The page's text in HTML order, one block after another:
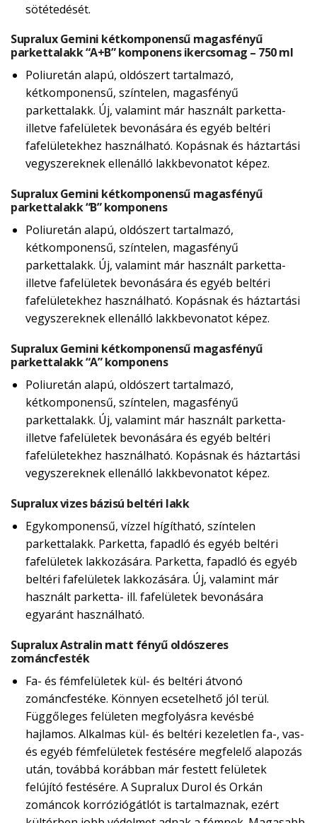
sötétedését.
Supralux Gemini kétkomponensű magasfényű
parkettalakk “A+B” komponens ikercsomag – 750 ml
Poliuretán alapú, oldószert tartalmazó,
kétkomponensű, színtelen, magasfényű
parkettalakk. Új, valamint már használt parketta-
illetve fafelületek bevonására és egyéb beltéri
fafelületekhez használható. Kopásnak és háztartási
vegyszereknek ellenálló lakkbevonatot képez.
Supralux Gemini kétkomponensű magasfényű
parkettalakk “B” komponens
Poliuretán alapú, oldószert tartalmazó,
kétkomponensű, színtelen, magasfényű
parkettalakk. Új, valamint már használt parketta-
illetve fafelületek bevonására és egyéb beltéri
fafelületekhez használható. Kopásnak és háztartási
vegyszereknek ellenálló lakkbevonatot képez.
Supralux Gemini kétkomponensű magasfényű
parkettalakk “A” komponens
Poliuretán alapú, oldószert tartalmazó,
kétkomponensű, színtelen, magasfényű
parkettalakk. Új, valamint már használt parketta-
illetve fafelületek bevonására és egyéb beltéri
fafelületekhez használható. Kopásnak és háztartási
vegyszereknek ellenálló lakkbevonatot képez.
Supralux vizes bázisú beltéri lakk
Egykomponensű, vízzel hígítható, színtelen
parkettalakk. Parketta, fapadló és egyéb beltéri
fafelületek lakkozására. Parketta, fapadló és egyéb
beltéri fafelületek lakkozására. Új, valamint már
használt parketta- ill. fafelületek bevonására
egyaránt használható.
Supralux Astralin matt fényű oldószeres
zománcfesték
Fa- és fémfelületek kül- és beltéri átvonó
zománcfestéke. Könnyen ecsetelhető jól terül.
Függőleges felületen megfolyásra kevésbé
hajlamos. Alkalmas kül- és beltéri kezeletlen fa-, vas-
és egyéb fémfelületek festésére megfelelő alapozás
után, továbbá korábban már festett felületek
felújító festésére. A Supralux Durol és Orkán
zománcok korróziógátlót is tartalmaznak, ezért